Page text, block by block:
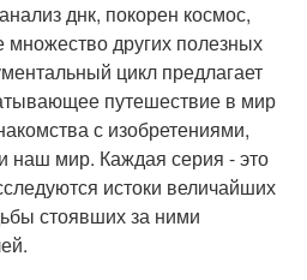
днк, покорен космос,
множество других полезных
цикл предлагает
путешествие в мир
с изобретениями,
наш мир. Каждая серия - это
истоки величайших
стоявших за ними